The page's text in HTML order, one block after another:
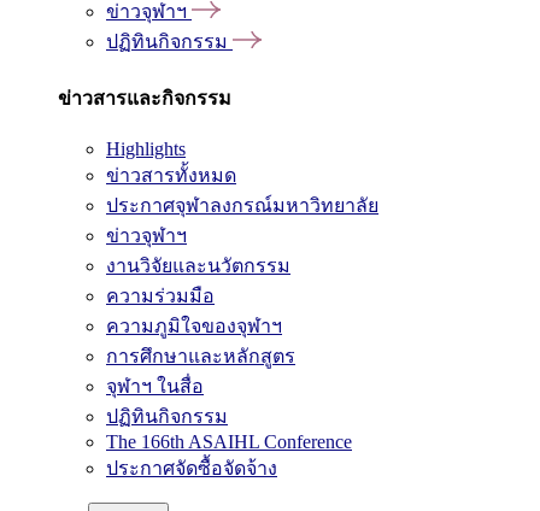
ข่าวจุฬาฯ
ปฏิทินกิจกรรม
ข่าวสารและกิจกรรม
Highlights
ข่าวสารทั้งหมด
ประกาศจุฬาลงกรณ์มหาวิทยาลัย
ข่าวจุฬาฯ
งานวิจัยและนวัตกรรม
ความร่วมมือ
ความภูมิใจของจุฬาฯ
การศึกษาและหลักสูตร
จุฬาฯ ในสื่อ
ปฏิทินกิจกรรม
The 166th ASAIHL Conference
ประกาศจัดซื้อจัดจ้าง